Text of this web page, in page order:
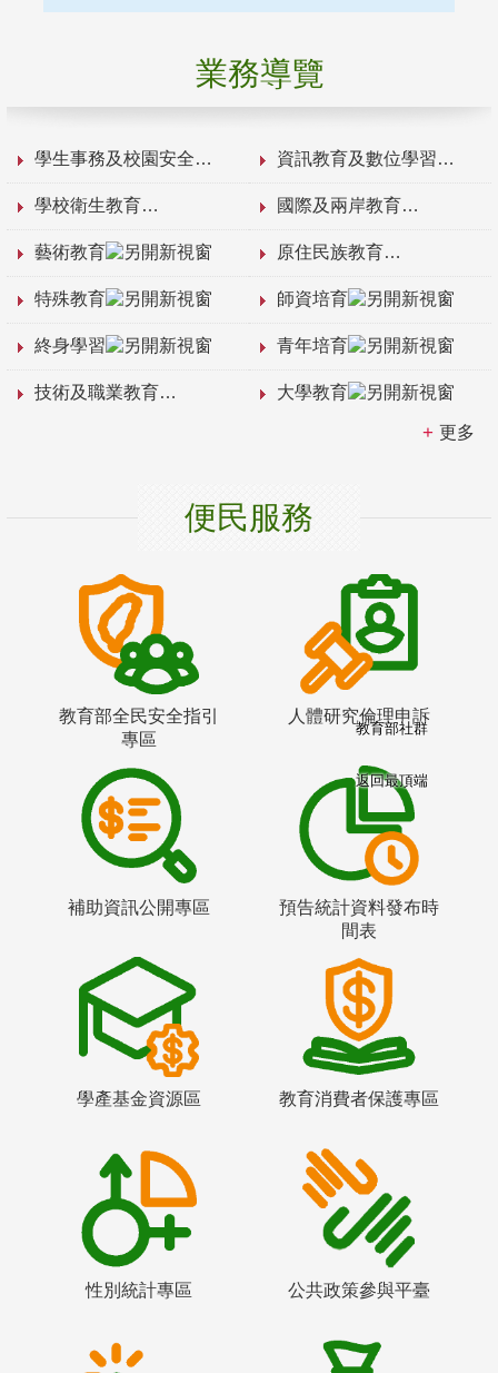
業務導覽
學生事務及校園安全 資訊教育及數位學習
學校衛生教育 國際及兩岸教育
藝術教育 原住民族教育
特殊教育 師資培育
終身學習 青年培育
技術及職業教育 大學教育
更多
便民服務
教育部全民安全指引
專區
人體研究倫理申訴
補助資訊公開專區
預告統計資料發布時
間表
學產基金資源區 教育消費者保護專區
性別統計專區 公共政策參與平臺
教育部社群
返回最頂端